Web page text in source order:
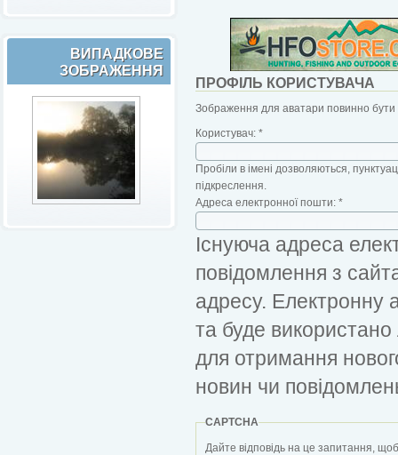
ВИПАДКОВЕ
ЗОБРАЖЕННЯ
ПРОФІЛЬ КОРИСТУВАЧА
Зображення для аватари повинно бути
Користувач: *
Пробіли в імені дозволяються,
підкреслення.
Адреса електронної пошти: *
Існуюча адреса
повідомлення з
адресу. Електронну
та буде
для отримання
новин чи
CAPTCHA
Дайте відповідь на це запитання,